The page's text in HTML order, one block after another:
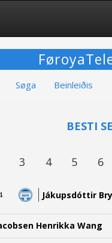
Søga Beinleiðis
BESTI
3 4 5 6
Jákupsdóttir
Henrikka Wang